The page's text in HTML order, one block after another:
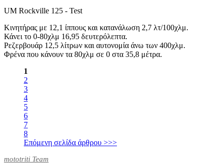
UM Rockville 125 - Test
Κινητήρας με 12,1 ίππους και κατανάλωση 2,7 λτ/100χλμ.
Κάνει το 0-80χλμ 16,95 δευτερόλεπτα.
Ρεζερβουάρ 12,5 λίτρων και αυτονομία άνω των 400χλμ.
Φρένα που κάνουν τα 80χλμ σε 0 στα 35,8 μέτρα.
1
2
3
4
5
6
7
8
Επόμενη σελίδα άρθρου >>>
mototriti Team